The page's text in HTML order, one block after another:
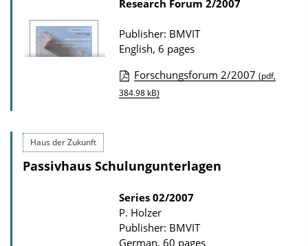
n
D
o
w
a
s
Research Forum 2/2007
Publisher: BMVIT
English, 6 pages
P
i
a
t
Forschungsforum 2/2007 (pdf,
384.98 kB)
Haus der Zukunft
Passivhaus Schulungunterlagen
Series 02/2007
P. Holzer
Publisher: BMVIT
German, 60 pages